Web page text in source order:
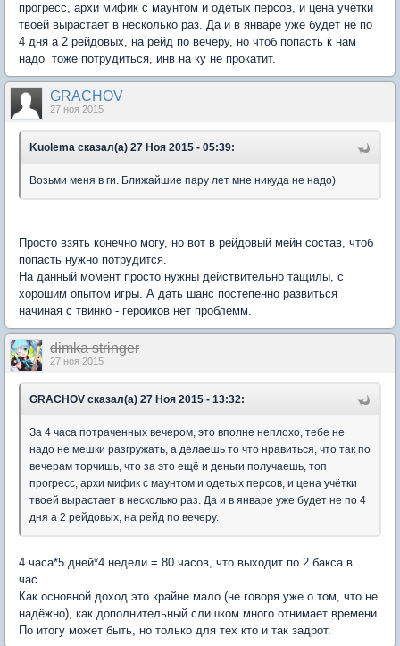
прогресс, архи мифик с маунтом и одетых персов, и цена учётки
твоей вырастает в несколько раз. Да и в январе уже будет не по
4 дня а 2 рейдовых, на рейд по вечеру, но чтоб попасть к нам
надо тоже потрудиться, инв на ку не прокатит.
GRACHOV
27 ноя 2015
Kuolema сказал(а) 27 Ноя 2015 - 05:39:
Возьми меня в ги. Ближайшие пару лет мне никуда не надо)
Просто взять конечно могу, но вот в рейдовый мейн состав, чтоб
попасть нужно потрудится.
На данный момент просто нужны действительно тащилы, с
хорошим опытом игры. А дать шанс постепенно развиться
начиная с твинко - героиков нет проблемм.
dimka stringer
27 ноя 2015
GRACHOV сказал(а) 27 Ноя 2015 - 13:32:
За 4 часа потраченных вечером, это вполне неплохо, тебе не
надо не мешки разгружать, а делаешь то что нравиться, что так по
вечерам торчишь, что за это ещё и деньги получаешь, топ
прогресс, архи мифик с маунтом и одетых персов, и цена учётки
твоей вырастает в несколько раз. Да и в январе уже будет не по 4
дня а 2 рейдовых, на рейд по вечеру.
4 часа*5 дней*4 недели = 80 часов, что выходит по 2 бакса в
час.
Как основной доход это крайне мало (не говоря уже о том, что не
надёжно), как дополнительный слишком много отнимает времени.
По итогу может быть, но только для тех кто и так задрот.